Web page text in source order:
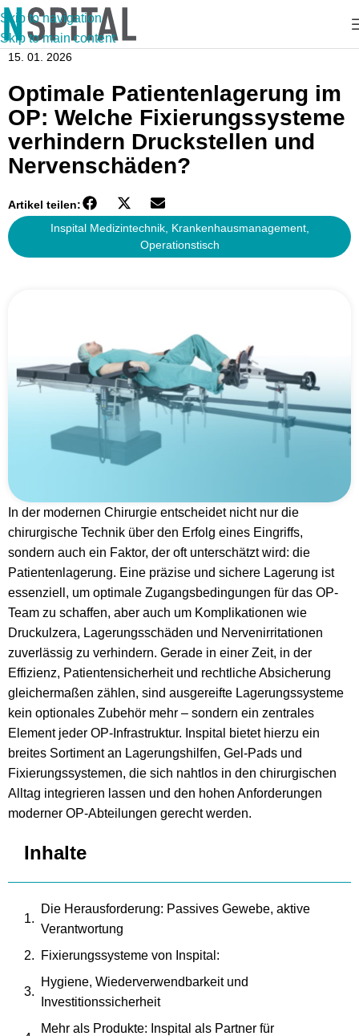
Skip to navigation
Skip to main content
15. 01. 2026
Optimale Patientenlagerung im
OP: Welche Fixierungssysteme
verhindern Druckstellen und
Nervenschäden?
Artikel teilen:
Inspital Medizintechnik, Krankenhausmanagement,
Operationstisch
In der modernen Chirurgie entscheidet nicht nur die
chirurgische Technik über den Erfolg eines Eingriffs,
sondern auch ein Faktor, der oft unterschätzt wird: die
Patientenlagerung. Eine präzise und sichere Lagerung ist
essenziell, um optimale Zugangsbedingungen für das OP-
Team zu schaffen, aber auch um Komplikationen wie
Druckulzera, Lagerungsschäden und Nervenirritationen
zuverlässig zu verhindern. Gerade in einer Zeit, in der
Effizienz, Patientensicherheit und rechtliche Absicherung
gleichermaßen zählen, sind ausgereifte Lagerungssysteme
kein optionales Zubehör mehr – sondern ein zentrales
Element jeder OP-Infrastruktur. Inspital bietet hierzu ein
breites Sortiment an Lagerungshilfen, Gel-Pads und
Fixierungssystemen, die sich nahtlos in den chirurgischen
Alltag integrieren lassen und den hohen Anforderungen
moderner OP-Abteilungen gerecht werden.
Inhalte
Die Herausforderung: Passives Gewebe, aktive
Verantwortung
Fixierungssysteme von Inspital:
Hygiene, Wiederverwendbarkeit und
Investitionssicherheit
Mehr als Produkte: Inspital als Partner für